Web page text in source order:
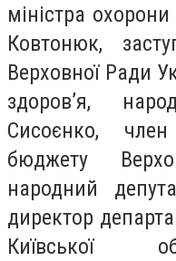
міністра
Ковтонюк,
Верховної Ради
здоров’я,
Сисоєнко,
бюджету
народний
директор
Київської